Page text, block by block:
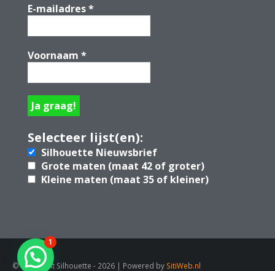
E-mailadres*
Voornaam *
Selecteer lijst(en):
Silhouette Nieuwsbrief
Grote maten (maat 42 of groter)
Kleine maten (maat 35 of kleiner)
© Copyright Silhouette - 2026 | Powered by SitiWeb.nl
1